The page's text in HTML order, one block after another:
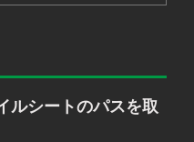
ルシートのパスを取